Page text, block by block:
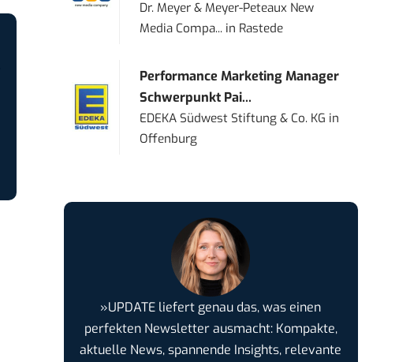
Dr. Meyer & Meyer-Peteaux New
Media Compa... in Rastede
Performance Marketing Manager
Schwerpunkt Pai...
EDEKA Südwest Stiftung & Co. KG in
Offenburg
»UPDATE liefert genau das, was einen
perfekten Newsletter ausmacht: Kompakte,
aktuelle News, spannende Insights, relevante